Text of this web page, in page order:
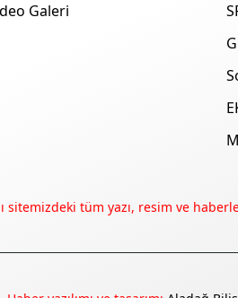
Galeri
sitemizdeki tüm yazı, resim ve